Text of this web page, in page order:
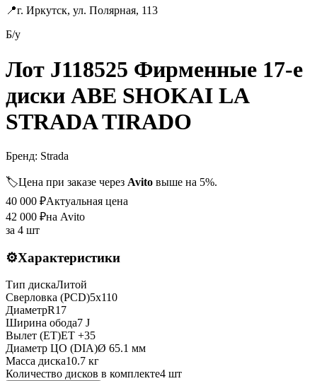
📍г. Иркутск, ул. Полярная, 113
Б/у
Лот J118525 Фирменные 17-е
диски ABE SHOKAI LA
STRADA TIRADO
Бренд: Strada
🏷️Цена при заказе через Avito выше на 5%.
40 000 ₽Актуальная цена
42 000 ₽на Avito
за 4 шт
⚙️Характеристики
Тип дискаЛитой
Сверловка (PCD)5x110
ДиаметрR17
Ширина обода7 J
Вылет (ET)ET +35
Диаметр ЦО (DIA)Ø 65.1 мм
Масса диска10.7 кг
Количество дисков в комплекте4 шт